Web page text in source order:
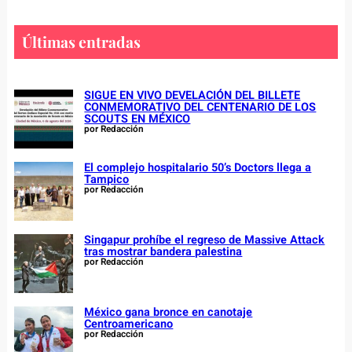
h
Últimas entradas
SIGUE EN VIVO DEVELACIÓN DEL BILLETE
CONMEMORATIVO DEL CENTENARIO DE LOS
SCOUTS EN MÉXICO
por Redacción
El complejo hospitalario 50’s Doctors llega a
Tampico
por Redacción
Singapur prohíbe el regreso de Massive Attack
tras mostrar bandera palestina
por Redacción
México gana bronce en canotaje
Centroamericano
por Redacción